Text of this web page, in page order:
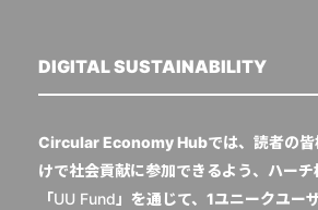
DIGITAL SUSTAINABILITY
Circular Economy Hubでは、読者の皆
けで社会貢献に参加できるよう、ハー
「UU Fund 」を通じて、1ユニークユー